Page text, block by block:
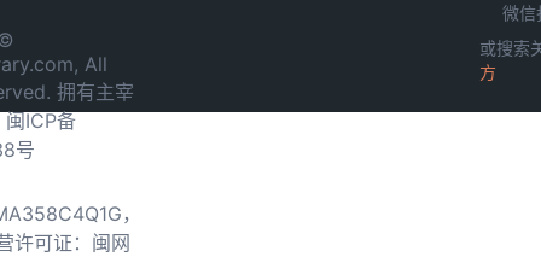
All
拥有主宰
闽ICP备
号
，
许可证：闽网
微信
或搜索
方